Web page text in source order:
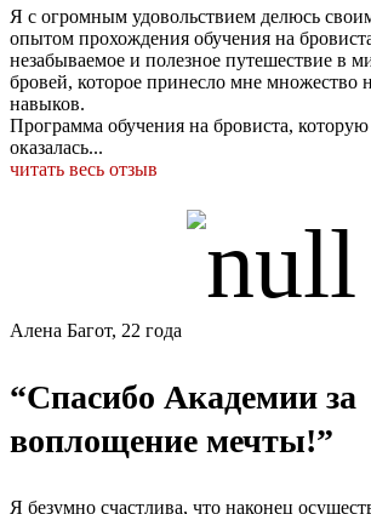
Я с огромным удовольствием делюсь
опытом прохождения обучения на
незабываемое и полезное путешествие в
бровей, которое принесло мне множество
навыков.
Программа обучения на бровиста,
оказалась...
читать весь отзыв
Алена Багот, 22 года
“Спасибо Академии за
воплощение мечты!”
Я безумно счастлива, что наконец